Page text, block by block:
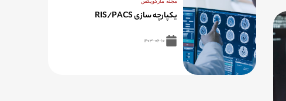
مجله مارکوپکس
یکپارچه سازی RIS/PACS